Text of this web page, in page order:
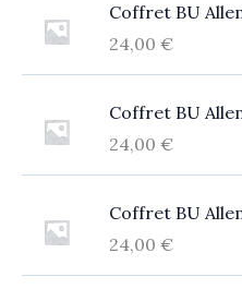
Coffret BU
24,00 €
Coffret BU
24,00 €
Coffret BU
24,00 €